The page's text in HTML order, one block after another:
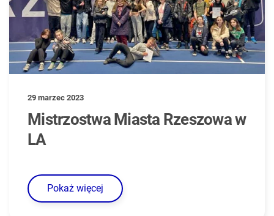
29 marzec 2023
Mistrzostwa Miasta Rzeszowa w
LA
Pokaż więcej